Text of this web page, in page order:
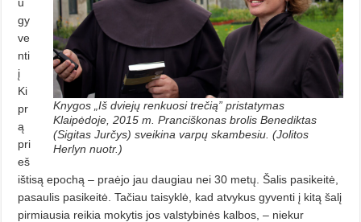
Knygos „Iš dviejų renkuosi trečią” pristatymas
Klaipėdoje, 2015 m. Pranciškonas brolis Benediktas
(Sigitas Jurčys) sveikina varpų skambesiu. (Jolitos
Herlyn nuotr.)
gy
ve
nti
į
Ki
pr
ą
pri
eš
ištisą epochą – praėjo jau daugiau nei 30 metų. Šalis pasikeitė,
pa­saulis pasikeitė. Tačiau taisyklė, kad atvykus gyventi į kitą šalį
pirmiausia reikia mokytis jos valstybinės kalbos, – niekur